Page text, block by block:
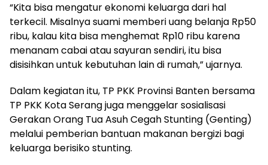
“Kita bisa mengatur ekonomi keluarga dari hal
terkecil. Misalnya suami memberi uang belanja Rp50
ribu, kalau kita bisa menghemat Rp10 ribu karena
menanam cabai atau sayuran sendiri, itu bisa
disisihkan untuk kebutuhan lain di rumah,” ujarnya.
Dalam kegiatan itu, TP PKK Provinsi Banten bersama
TP PKK Kota Serang juga menggelar sosialisasi
Gerakan Orang Tua Asuh Cegah Stunting (Genting)
melalui pemberian bantuan makanan bergizi bagi
keluarga berisiko stunting.